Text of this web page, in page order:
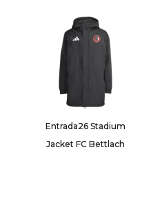
Entrada26 Stadium
Jacket FC Bettlach